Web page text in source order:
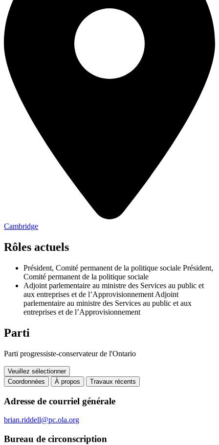
Cambridge
Rôles actuels
Président, Comité permanent de la politique sociale Président,
Comité permanent de la politique sociale
Adjoint parlementaire au ministre des Services au public et
aux entreprises et de l’Approvisionnement Adjoint
parlementaire au ministre des Services au public et aux
entreprises et de l’Approvisionnement
Parti
Parti progressiste-conservateur de l'Ontario
Veuillez sélectionner
Coordonnées
À propos Travaux récents
Coordonnées
Adresse de courriel générale
brian.riddell@pc.ola.org
Bureau de circonscription